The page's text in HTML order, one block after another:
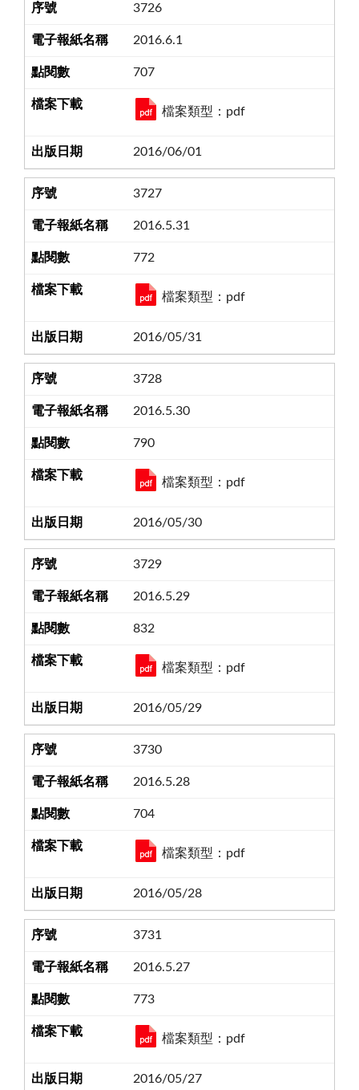
3726
2016.6.1
707
檔案類型：pdf
2016/06/01
3727
2016.5.31
772
檔案類型：pdf
2016/05/31
3728
2016.5.30
790
檔案類型：pdf
2016/05/30
3729
2016.5.29
832
檔案類型：pdf
2016/05/29
3730
2016.5.28
704
檔案類型：pdf
2016/05/28
3731
2016.5.27
773
檔案類型：pdf
2016/05/27